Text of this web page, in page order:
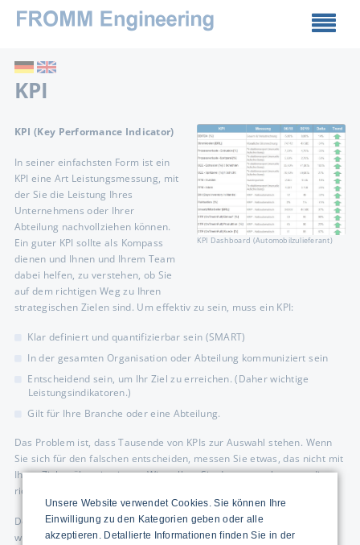
KPI
KPI Dashboard (Automobilzulieferant)
KPI (Key Performance Indicator)
In seiner einfachsten Form ist ein
KPI eine Art Leistungsmessung, mit
der Sie die Leistung Ihres
Unternehmens oder Ihrer
Abteilung nachvollziehen können.
Ein guter KPI sollte als Kompass
dienen und Ihnen und Ihrem Team
dabei helfen, zu verstehen, ob Sie
auf dem richtigen Weg zu Ihren
strategischen Zielen sind. Um effektiv zu sein, muss ein KPI:
Klar definiert und quantifizierbar sein (SMART)
In der gesamten Organisation oder Abteilung kommuniziert sein
Entscheidend sein, um Ihr Ziel zu erreichen. (Daher wichtige
Leistungsindikatoren.)
Gilt für Ihre Branche oder eine Abteilung.
Das Problem ist, dass Tausende von KPIs zur Auswahl stehen. Wenn
Sie sich für den falschen entscheiden, messen Sie etwas, das nicht mit
Ihren Zielen übereinstimmt. Wie sollten Sie dann vorgehen, um die
richtigen KPIs für Ihr Unternehmen auszuwählen?
Der beste Weg, dies zu erreichen, besteht darin, einige der
wichtigsten KPIs zu recherchieren und zu verstehen. Auf diese Weise
Unsere Website verwendet Cookies. Sie können Ihre
Einwilligung zu den Kategorien geben oder alle
akzeptieren. Detallierte Informationen finden Sie in der